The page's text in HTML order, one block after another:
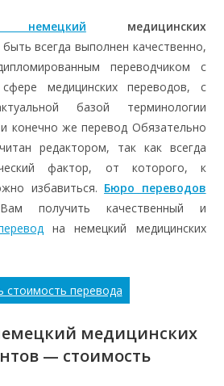
медицинских
всегда выполнен качественно,
переводчиком с
медицинских переводов, с
базой терминологии
и конечно же перевод Обязательно
редактором, так как всегда
фактор, от которого, к
избавиться. Бюро переводов
получить качественный и
на немецкий медицинских
стоимость перевода
медицинских
— стоимость